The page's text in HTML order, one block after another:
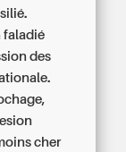
faladié
des
cher